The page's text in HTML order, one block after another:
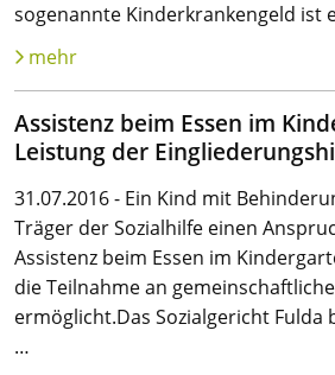
sogenannte Kinderkrankengeld ist
mehr
Assistenz beim Essen im
Leistung der
31.07.2016 - Ein Kind mit
Träger der Sozialhilfe einen
Assistenz beim Essen im
die Teilnahme an
ermöglicht.Das Sozialgericht Fulda
…